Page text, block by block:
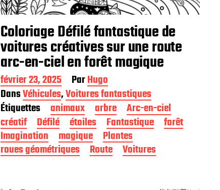
Coloriage Défilé fantastique de
voitures créatives sur une route
arc-en-ciel en forêt magique
D
a
t
e
d
e
p
u
b
février 23, 2025 ParHugo
DansVéhicules,Voitures fantastiques
Étiquettes
animaux arbre
Arc-en-ciel
créatif
Défilé étoiles Fantastique
forêt
Imagination
magique
Plantes
roues géométriques
Route Voitures